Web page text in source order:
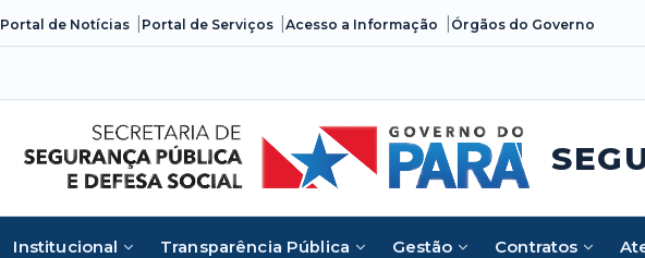
Portal de Notícias Portal de Serviços Acesso a Informação Órgãos do Governo
Institucional Transparência Pública Gestão Contratos